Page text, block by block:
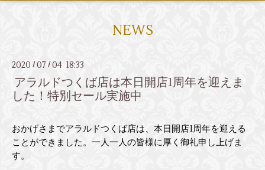
NEWS
2020 / 07 / 04 18:33
アラルドつくば店は本日開店1周年を迎えま
した！特別セール実施中
おかげさまでアラルドつくば店は、本日開店1周年を迎える
ことができました。一人一人の皆様に厚く御礼申し上げま
す。